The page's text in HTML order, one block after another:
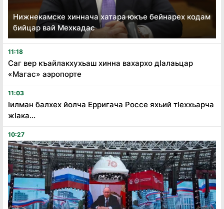
Нижнекамске хиннача хатара юкъе бейнарех кодам
бийцар вай Мехкадас
11:18
Саг вер къайлакхухьаш хинна вахархо дӏалаьцар
«Магас» аэропорте
11:03
ӏилман балхех йолча Ерригача Россе яхьий тӏеххьарча
жӏака...
10:27